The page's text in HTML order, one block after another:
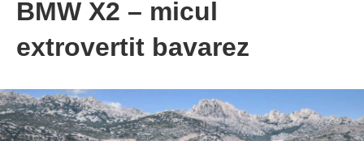
BMW X2 – micul
extrovertit bavarez